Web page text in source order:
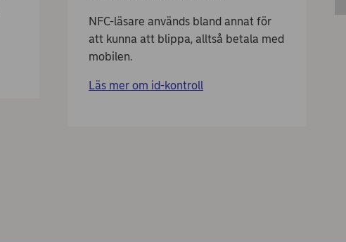
NFC-läsare används bland annat för
att kunna att blippa, alltså betala med
mobilen.
Läs mer om id-kontroll